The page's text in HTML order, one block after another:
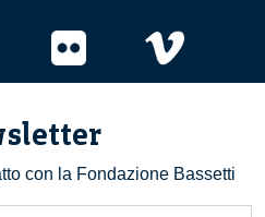
con la Fondazione Bassetti